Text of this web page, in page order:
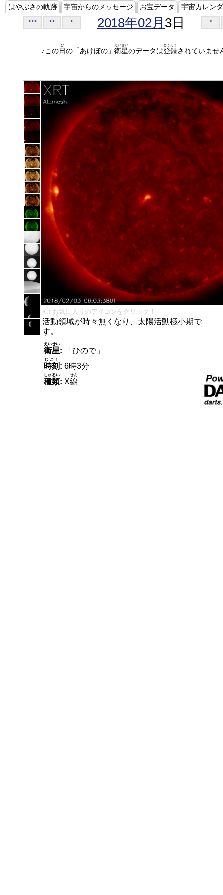
はやぶさの軌跡 宇宙からのメッセージ お宝データ 宇宙カレン
<<< << < 2018年02月 3日 >
♪この日
ひ
の「あけぼの」 衛星
えいせい
のデータは登録
とうろく
されていませ
👈 お気に入りのアイコンをクリック！
活動領域が時々無くなり、太陽活動極小期で
す。
衛星
えいせい
:
「ひので」
時刻
じこく
: 6時3分
種類
しゅるい
: X線
せん